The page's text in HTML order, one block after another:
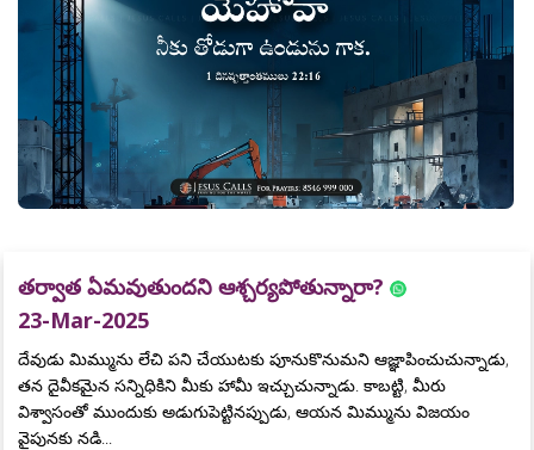
తర్వాత ఏమవుతుందని ఆశ్చర్యపోతున్నారా?
23-Mar-2025
దేవుడు మిమ్మును లేచి పని చేయుటకు పూనుకొనుమని ఆజ్ఞాపించుచున్నాడు,
తన దైవీకమైన సన్నిధికిని మీకు హామీ ఇచ్చుచున్నాడు. కాబట్టి, మీరు
విశ్వాసంతో ముందుకు అడుగుపెట్టినప్పుడు, ఆయన మిమ్మును విజయం
వైపునకు నడి...